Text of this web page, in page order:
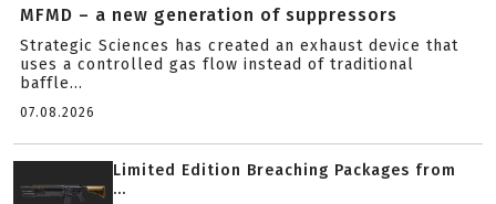
MFMD – a new generation of suppressors
Strategic Sciences has created an exhaust device that
uses a controlled gas flow instead of traditional
baffle...
07.08.2026
Limited Edition Breaching Packages from
...